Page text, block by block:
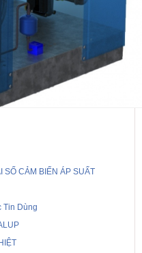
CẢM BIẾN ÁP SUẤT
Tin Dùng